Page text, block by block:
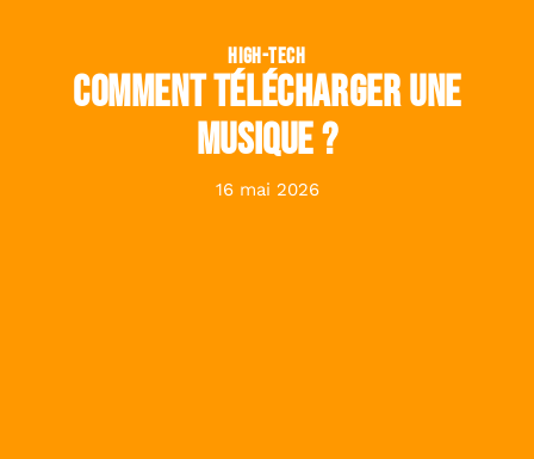
HIGH-TECH
Comment télécharger une
musique ?
16 mai 2026